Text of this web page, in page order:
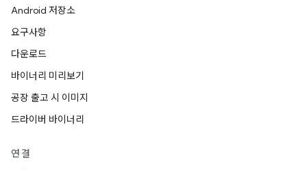
Android 저장소
요구사항
다운로드
바이너리 미리보기
공장 출고 시 이미지
드라이버 바이너리
연결